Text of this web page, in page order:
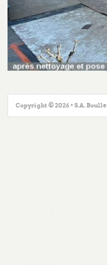
Copyright © 2026 • S.A. Boulle